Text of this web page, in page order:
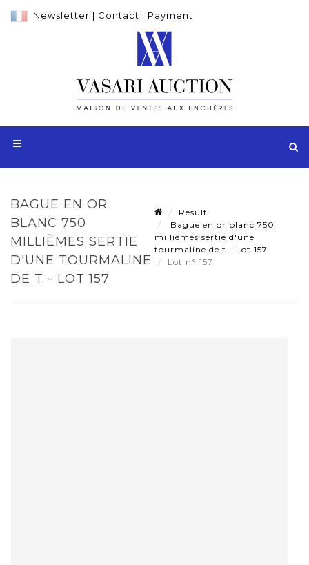
Newsletter | Contact | Payment
BAGUE EN OR
BLANC 750
MILLIÈMES SERTIE
D'UNE TOURMALINE
DE T - LOT 157
Result
Bague en or blanc 750
millièmes sertie d'une
tourmaline de t - Lot 157
Lot n° 157